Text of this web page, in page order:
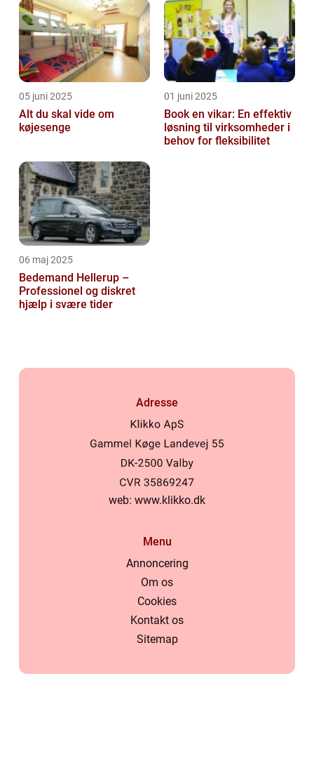
05 juni 2025
Alt du skal vide om
køjesenge
01 juni 2025
Book en vikar: En effektiv
løsning til virksomheder i
behov for fleksibilitet
06 maj 2025
Bedemand Hellerup –
Professionel og diskret
hjælp i svære tider
Adresse
web: www.klikko.dk
Menu
Annoncering
Om os
Cookies
Kontakt os
Sitemap